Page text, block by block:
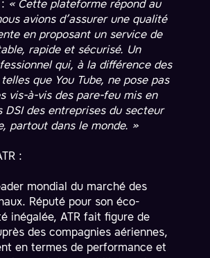
« Cette plateforme répond au
avions d’assurer une qualité
en proposant un service de
rapide et sécurisé. Un
qui, à la différence des
que You Tube, ne pose pas
vis-à-vis des pare-feu mis en
DSI des entreprises du secteur
partout dans le monde. »
:
mondial du marché des
Réputé pour son éco-
inégalée, ATR fait figure de
des compagnies aériennes,
en termes de performance et